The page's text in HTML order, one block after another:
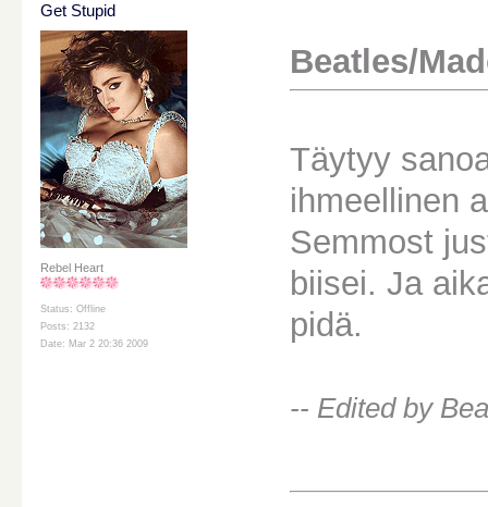
Get Stupid
Rebel Heart
Status: Offline
Posts: 2132
Date: Mar 2 20:36 2009
Beatles/
Täytyy
ihmeellinen
Semmost
biisei. Ja
pidä.
-- Edited by